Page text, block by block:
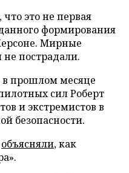
это не первая
формирования
Мирные
не пострадали.
в прошлом месяце
сил Роберт
и экстремистов в
безопасности.
объясняли, как